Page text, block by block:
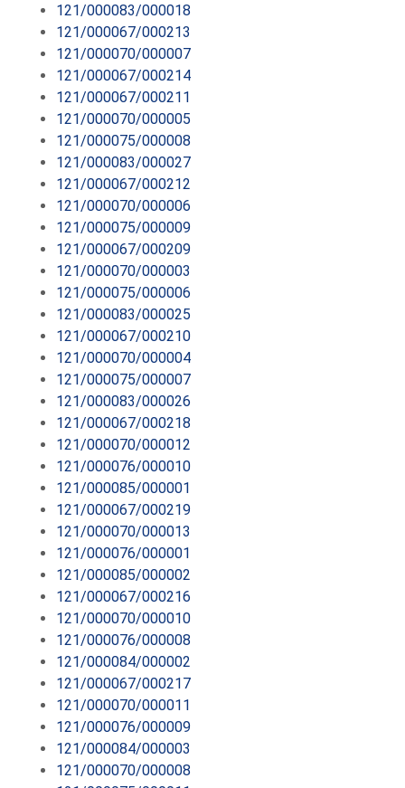
121/000083/000018
121/000067/000213
121/000070/000007
121/000067/000214
121/000067/000211
121/000070/000005
121/000075/000008
121/000083/000027
121/000067/000212
121/000070/000006
121/000075/000009
121/000067/000209
121/000070/000003
121/000075/000006
121/000083/000025
121/000067/000210
121/000070/000004
121/000075/000007
121/000083/000026
121/000067/000218
121/000070/000012
121/000076/000010
121/000085/000001
121/000067/000219
121/000070/000013
121/000076/000001
121/000085/000002
121/000067/000216
121/000070/000010
121/000076/000008
121/000084/000002
121/000067/000217
121/000070/000011
121/000076/000009
121/000084/000003
121/000070/000008